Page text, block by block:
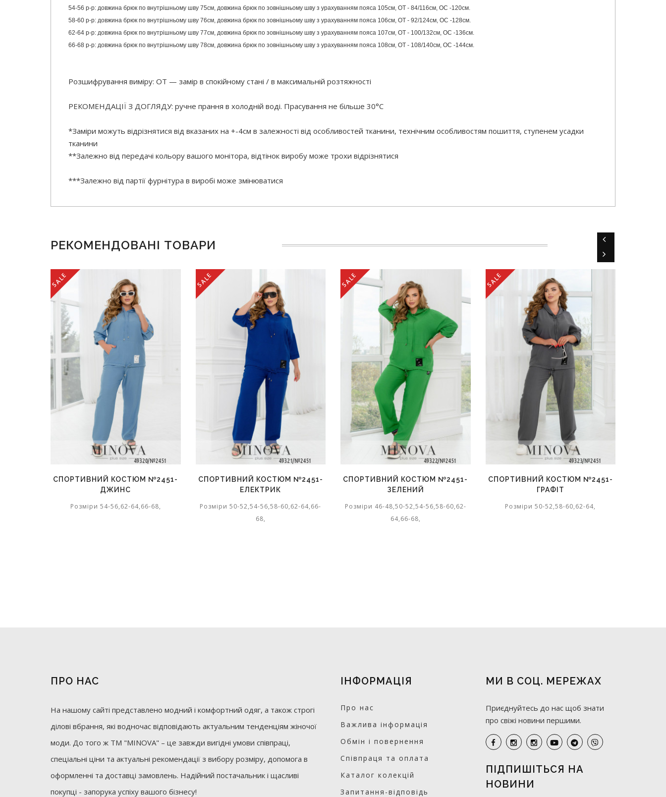
54-56 р-р: довжина брюк по внутрішньому шву 75см, довжина брюк по зовнішньому шву з урахуванням пояса 105см, ОТ - 84/116см, ОС -120см.
58-60 р-р: довжина брюк по внутрішньому шву 76см, довжина брюк по зовнішньому шву з урахуванням пояса 106см, ОТ - 92/124см, ОС -128см.
62-64 р-р: довжина брюк по внутрішньому шву 77см, довжина брюк по зовнішньому шву з урахуванням пояса 107см, ОТ - 100/132см, ОС -136см.
66-68 р-р: довжина брюк по внутрішньому шву 78см, довжина брюк по зовнішньому шву з урахуванням пояса 108см, ОТ - 108/140см, ОС -144см.
Розшифрування виміру: ОТ — замір в спокійному стані / в максимальній розтяжності
РЕКОМЕНДАЦІЇ З ДОГЛЯДУ: ручне прання в холодній воді. Прасування не більше 30°C
*Заміри можуть відрізнятися від вказаних на +-4см в залежності від особливостей тканини, технічним особливостям пошиття, ступенем усадки
тканини
**Залежно від передачі кольору вашого монітора, відтінок виробу може трохи відрізнятися
***Залежно від партії фурнітура в виробі може змінюватися
РЕКОМЕНДОВАНІ ТОВАРИ
SALE
СПОРТИВНИЙ КОСТЮМ №2451-
ДЖИНС
Розміри 54-56,62-64,66-68,
SALE
СПОРТИВНИЙ КОСТЮМ №2451-
ЕЛЕКТРИК
Розміри 50-52,54-56,58-60,62-64,66-
68,
SALE
СПОРТИВНИЙ КОСТЮМ №2451-
ЗЕЛЕНИЙ
Розміри 46-48,50-52,54-56,58-60,62-
64,66-68,
SALE
СПОРТИВНИЙ КОСТЮМ №2451-
ГРАФІТ
Розміри 50-52,58-60,62-64,
ПРО НАС
На нашому сайті представлено модний і комфортний одяг, а також строгі
ділові вбрання, які водночас відповідають актуальним тенденціям жіночої
моди. До того ж ТМ "MINOVA" – це завжди вигідні умови співпраці,
спеціальні ціни та актуальні рекомендації з вибору розміру, допомога в
оформленні та доставці замовлень. Надійний постачальник і щасливі
покупці - запорука успіху вашого бізнесу!
ІНФОРМАЦІЯ
Про нас
Важлива інформація
Обмін і повернення
Співпраця та оплата
Каталог колекцій
Запитання-відповідь
МИ В СОЦ. МЕРЕЖАХ
Приєднуйтесь до нас щоб знати
про свіжі новини першими.
ПІДПИШІТЬСЯ НА
НОВИНИ